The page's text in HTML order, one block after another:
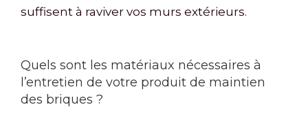
suffisent à raviver vos murs extérieurs.
Quels sont les matériaux nécessaires à
l’entretien de votre produit de maintien
des briques ?